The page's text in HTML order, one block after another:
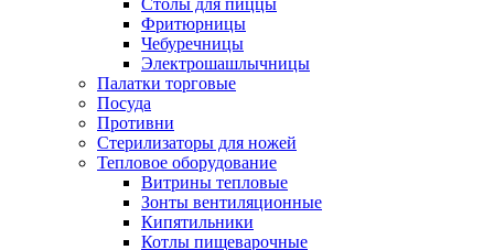
Фритюрницы
Чебуречницы
Электрошашлычницы
Палатки торговые
Посуда
Противни
Стерилизаторы для ножей
Тепловое оборудование
Витрины тепловые
Зонты вентиляционные
Кипятильники
Котлы пищеварочные